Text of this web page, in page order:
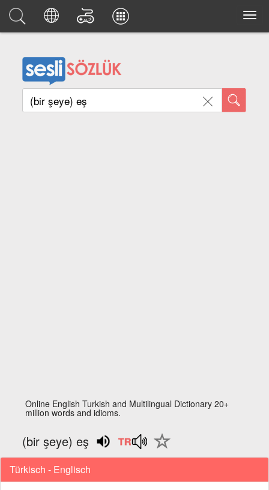
Online English Turkish and Multilingual Dictionary 20+
million words and idioms.
(bir şeye) eş
Türkisch - Englisch